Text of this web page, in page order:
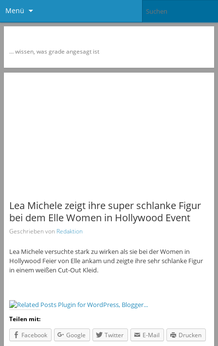
Menü
… wissen, was grade angesagt ist
Lea Michele zeigt ihre super schlanke Figur
bei dem Elle Women in Hollywood Event
Geschrieben von Redaktion
Lea Michele versuchte stark zu wirken als sie bei der Women in
Hollywood Feier von Elle ankam und zeigte ihre sehr schlanke Figur
in einem weißen Cut-Out Kleid.
Teilen mit:
Facebook
Google Twitter E-Mail Drucken